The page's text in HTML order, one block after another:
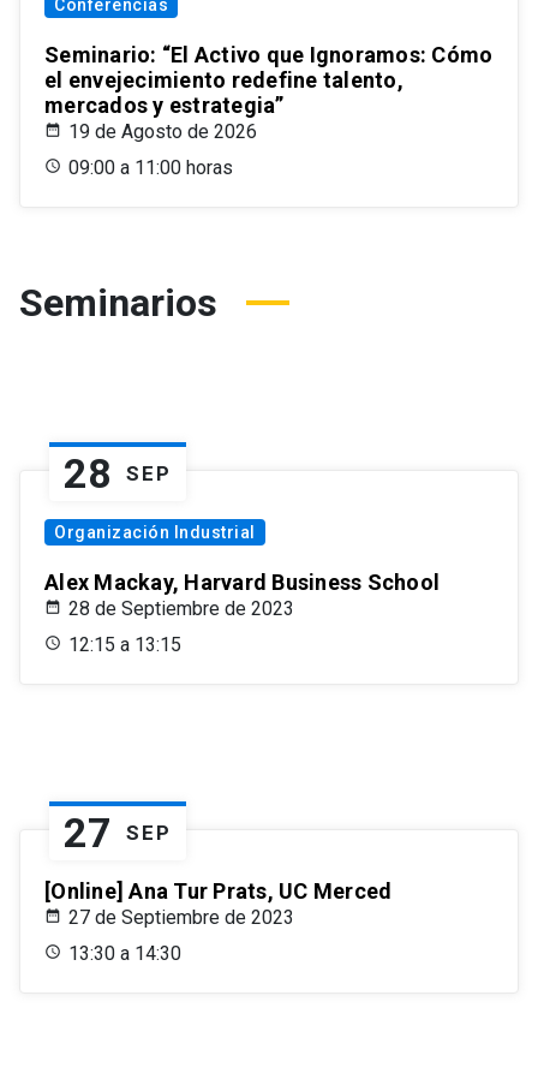
Conferencias
Seminario: “El Activo que Ignoramos: Cómo
el envejecimiento redefine talento,
mercados y estrategia”
19 de Agosto de 2026
09:00 a 11:00 horas
Seminarios
28 SEP
Organización Industrial
Alex Mackay, Harvard Business School
28 de Septiembre de 2023
12:15 a 13:15
27 SEP
[Online] Ana Tur Prats, UC Merced
27 de Septiembre de 2023
13:30 a 14:30